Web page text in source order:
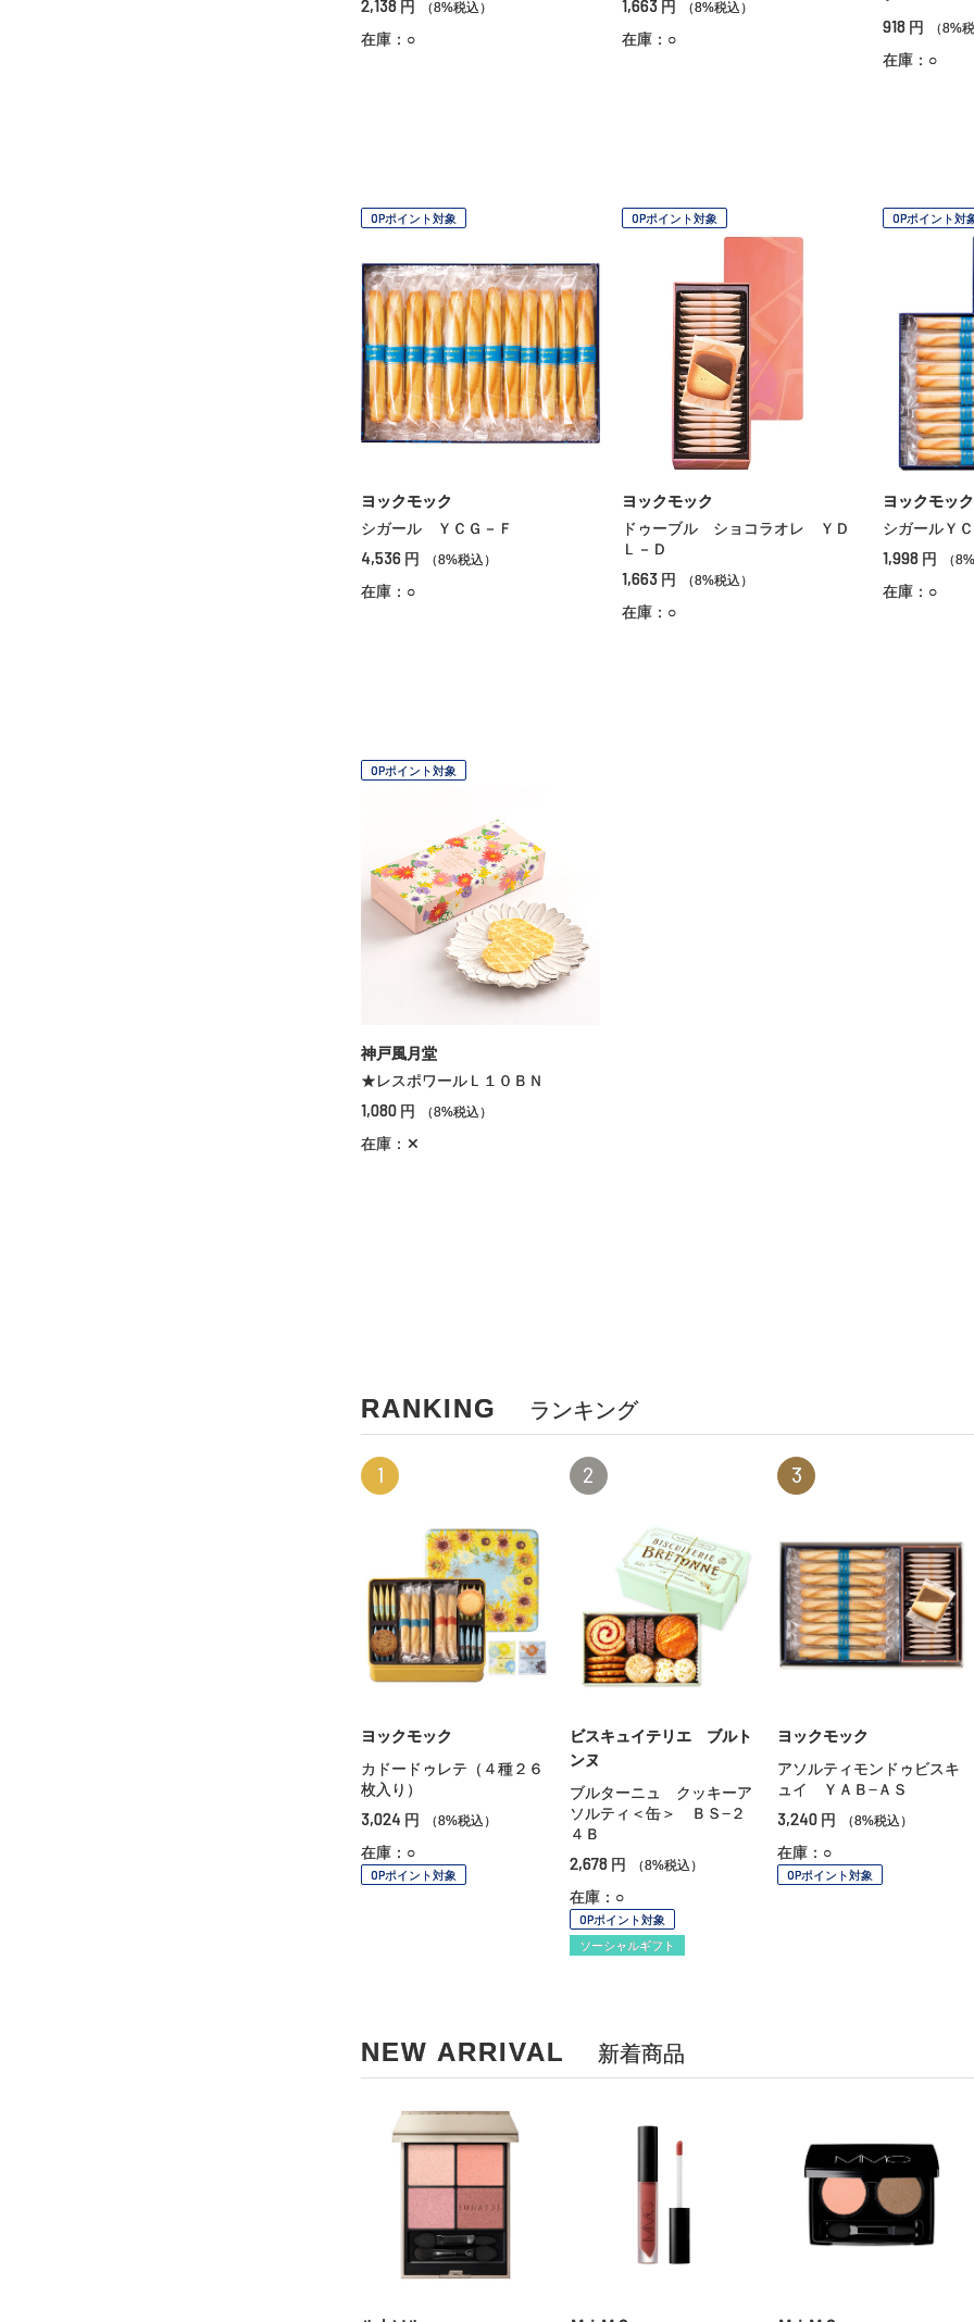
2,138 円 （8%税込）
在庫：○
1,663 円 （8%税込）
在庫：○
918 円 （8%
在庫：○
OPポイント対象
ヨックモック
シガール ＹＣＧ－Ｆ
4,536 円 （8%税込）
在庫：○
OPポイント対象
ヨックモック
ドゥーブル ショコラオレ ＹＤ
Ｌ－Ｄ
1,663 円 （8%税込）
在庫：○
OPポイント対
ヨックモック
シガールＹ
1,998 円 （
在庫：○
OPポイント対象
神戸風月堂
★レスポワールＬ１０ＢＮ
1,080 円 （8%税込）
在庫：✕
RANKING ランキング
1
ヨックモック
カドードゥレテ（４種２６
枚入り）
3,024 円 （8%税込）
在庫：○
OPポイント対象
2
ビスキュイテリエ ブルト
ンヌ
ブルターニュ クッキーア
ソルティ＜缶＞ ＢＳ−２
４Ｂ
2,678 円 （8%税込）
在庫：○
OPポイント対象
ソーシャルギフト
3
ヨックモック
アソルティモンドゥビスキ
ュイ ＹＡＢ−ＡＳ
3,240 円 （8%税込）
在庫：○
OPポイント対象
NEW ARRIVAL 新着商品